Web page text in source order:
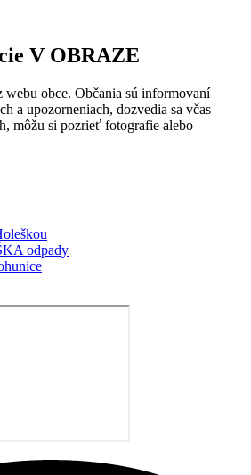
V OBRAZE
webu obce. Občania sú informovaní
a upozorneniach, dozvedia sa včas
môžu si pozrieť fotografie alebo
odpady